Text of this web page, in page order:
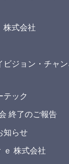
式会社
ビジョン・チャ
ック
終了のご報告
知らせ
ｅ 株式会社